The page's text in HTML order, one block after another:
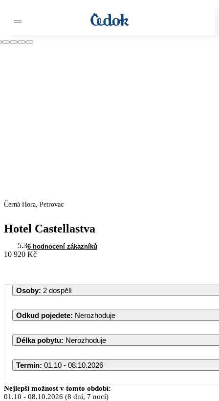
Černá Hora, Petrovac
Hotel Castellastva
5.36 hodnocení zákazníků
10 920 Kč
Osoby: 2 dospělí
Odkud pojedete: Nerozhoduje
Délka pobytu: Nerozhoduje
Termín: 01.10 - 08.10.2026
Říjen 2026
Nejlepší možnost v tomto období:
01.10 - 08.10.2026 (8 dní, 7 nocí)